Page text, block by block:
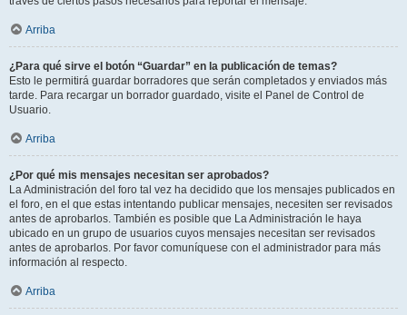
Arriba
¿Para qué sirve el botón “Guardar” en la publicación de temas?
Esto le permitirá guardar borradores que serán completados y enviados más
tarde. Para recargar un borrador guardado, visite el Panel de Control de
Usuario.
Arriba
¿Por qué mis mensajes necesitan ser aprobados?
La Administración del foro tal vez ha decidido que los mensajes publicados en
el foro, en el que estas intentando publicar mensajes, necesiten ser revisados
antes de aprobarlos. También es posible que La Administración le haya
ubicado en un grupo de usuarios cuyos mensajes necesitan ser revisados
antes de aprobarlos. Por favor comuníquese con el administrador para más
información al respecto.
Arriba